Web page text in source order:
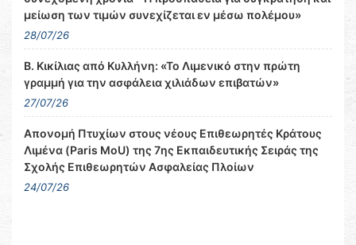
μείωση των τιμών συνεχίζεται εν μέσω πολέμου»
28/07/26
Β. Κικίλιας από Κυλλήνη: «Το Λιμενικό στην πρώτη
γραμμή για την ασφάλεια χιλιάδων επιβατών»
27/07/26
Απονομή Πτυχίων στους νέους Επιθεωρητές Κράτους
Λιμένα (Paris MoU) της 7ης Εκπαιδευτικής Σειράς της
Σχολής Επιθεωρητών Ασφαλείας Πλοίων
24/07/26